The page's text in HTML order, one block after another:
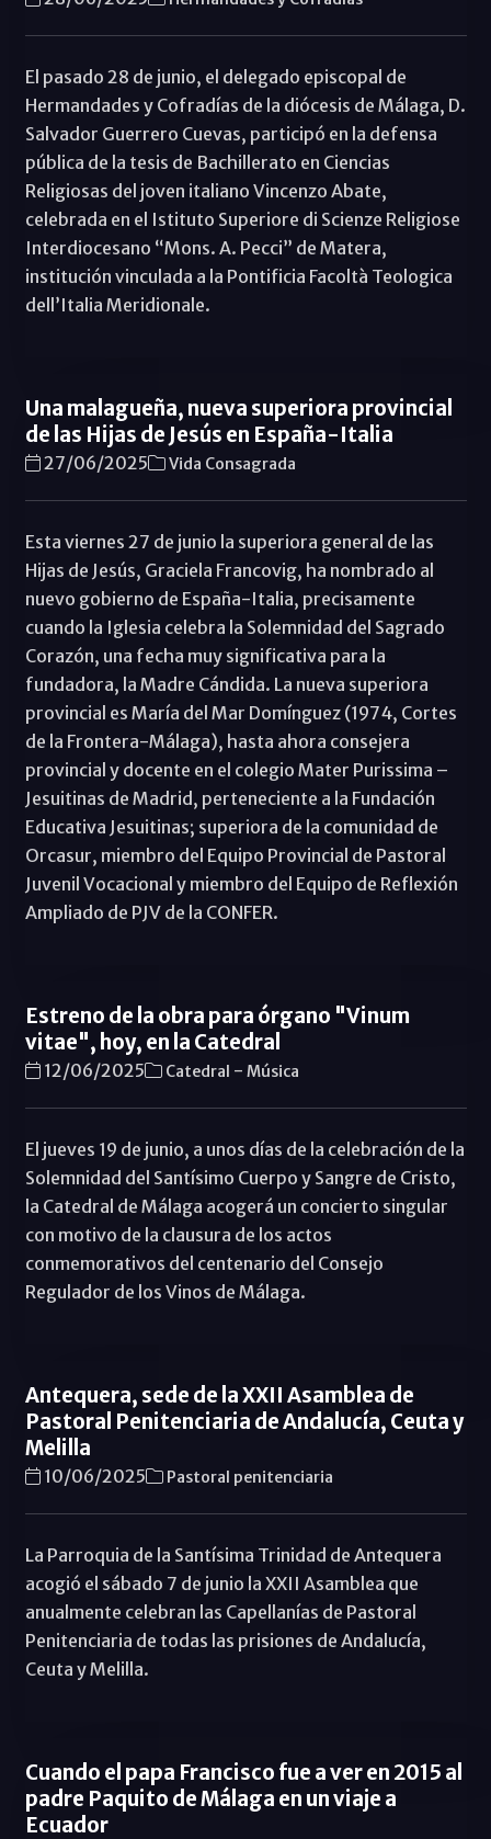
El pasado 28 de junio, el delegado episcopal de
Hermandades y Cofradías de la diócesis de Málaga, D.
Salvador Guerrero Cuevas, participó en la defensa
pública de la tesis de Bachillerato en Ciencias
Religiosas del joven italiano Vincenzo Abate,
celebrada en el Istituto Superiore di Scienze Religiose
Interdiocesano “Mons. A. Pecci” de Matera,
institución vinculada a la Pontificia Facoltà Teologica
dell’Italia Meridionale.
Una malagueña, nueva superiora provincial
de las Hijas de Jesús en España-Italia
27/06/2025 Vida Consagrada
Esta viernes 27 de junio la superiora general de las
Hijas de Jesús, Graciela Francovig, ha nombrado al
nuevo gobierno de España-Italia, precisamente
cuando la Iglesia celebra la Solemnidad del Sagrado
Corazón, una fecha muy significativa para la
fundadora, la Madre Cándida. La nueva superiora
provincial es María del Mar Domínguez (1974, Cortes
de la Frontera-Málaga), hasta ahora consejera
provincial y docente en el colegio Mater Purissima –
Jesuitinas de Madrid, perteneciente a la Fundación
Educativa Jesuitinas; superiora de la comunidad de
Orcasur, miembro del Equipo Provincial de Pastoral
Juvenil Vocacional y miembro del Equipo de Reflexión
Ampliado de PJV de la CONFER.
Estreno de la obra para órgano "Vinum
vitae", hoy, en la Catedral
12/06/2025 Catedral - Música
El jueves 19 de junio, a unos días de la celebración de la
Solemnidad del Santísimo Cuerpo y Sangre de Cristo,
la Catedral de Málaga acogerá un concierto singular
con motivo de la clausura de los actos
conmemorativos del centenario del Consejo
Regulador de los Vinos de Málaga.
Antequera, sede de la XXII Asamblea de
Pastoral Penitenciaria de Andalucía, Ceuta y
Melilla
10/06/2025 Pastoral penitenciaria
La Parroquia de la Santísima Trinidad de Antequera
acogió el sábado 7 de junio la XXII Asamblea que
anualmente celebran las Capellanías de Pastoral
Penitenciaria de todas las prisiones de Andalucía,
Ceuta y Melilla.
Cuando el papa Francisco fue a ver en 2015 al
padre Paquito de Málaga en un viaje a
Ecuador